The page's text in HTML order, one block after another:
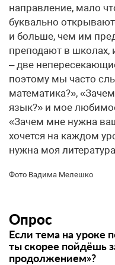
направление, мало
буквально
и больше, чем им
преподают в школах,
– две
поэтому мы часто
математика?»,
язык?» и мое
«Зачем мне нужна
хочется на каждом
нужна моя
Фото Вадима Мелешко
Опрос
Если тема на уроке
ты скорее пойдёшь
продолжением»?